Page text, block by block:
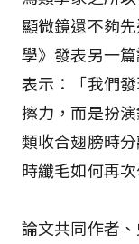
顯微鏡還不夠
學》發表另一
表示：「我們
擦力，而是扮
類收合翅膀時
時纖毛如何再
論文共同作者